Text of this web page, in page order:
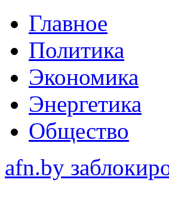
Главное
Политика
Экономика
Энергетика
Общество
afn.by